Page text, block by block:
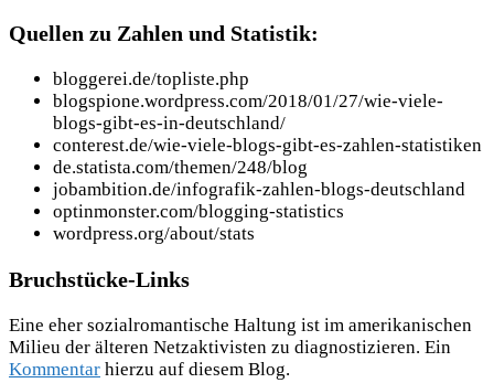
Quellen zu Zahlen und Statistik:
bloggerei.de/topliste.php
blogspione.wordpress.com/2018/01/27/wie-viele-
blogs-gibt-es-in-deutschland/
conterest.de/wie-viele-blogs-gibt-es-zahlen-statistiken
de.statista.com/themen/248/blog
jobambition.de/infografik-zahlen-blogs-deutschland
optinmonster.com/blogging-statistics
wordpress.org/about/stats
Bruchstücke-Links
Eine eher sozialromantische Haltung ist im amerikanischen
Milieu der älteren Netzaktivisten zu diagnostizieren. Ein
Kommentar hierzu auf diesem Blog.